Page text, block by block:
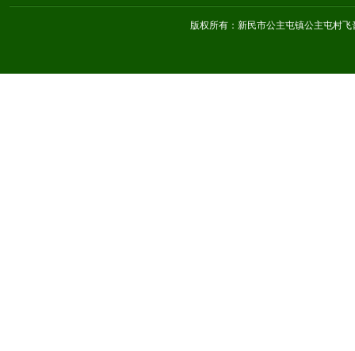
版权所有：新民市公主屯镇公主屯村